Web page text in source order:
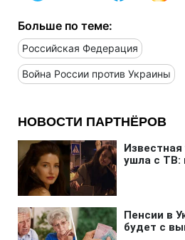
Больше по теме:
Российская Федерация
Война России против Украины